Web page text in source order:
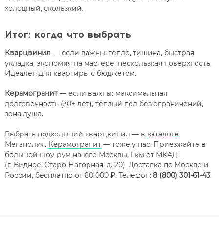
холодный, скользкий.
Итог: когда что выбрать
Кварцвинил — если важны: тепло, тишина, быстрая
укладка, экономия на мастере, нескользкая поверхность.
Идеален для квартиры с бюджетом.
Керамогранит— если важны: максимальная
долговечность (30+ лет), тёплый пол без ограничений,
зона душа.
Выбрать подходящий кварцвинил — в каталоге
Мегаполия. Керамогранит — тоже у нас. Приезжайте в
большой шоу-рум на юге Москвы, 1 км от МКАД
(г. Видное, Старо-Нагорная, д. 20). Доставка по Москве и
России, бесплатно от 80 000 ₽. Телефон: 8 (800) 301-61-43.